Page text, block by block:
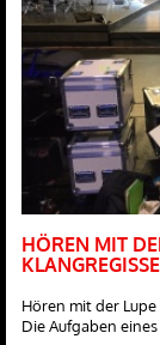
HÖREN MIT
Hören mit der Lupe
Die Aufgaben